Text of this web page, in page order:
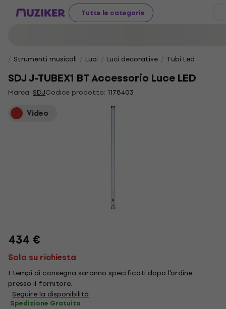
Tutte le categorie
Strumenti musicali Luci Luci decorative Tubi Led
SDJ J-TUBEX1 BT Accessorio Luce LED
Marca: SDJCodice prodotto: 1178403
Video
434 €
Solo su richiesta
I tempi di consegna saranno specificati dopo l'ordine
presso il fornitore.
Seguire la disponibilità
Spedizione Gratuita